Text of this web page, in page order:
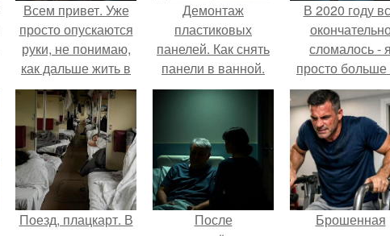
Всем привет. Уже
просто опускаются
руки, не понимаю,
как дальше жить в
этой ситуации.
Демонтаж
пластиковых
панелей. Как снять
панели в ванной.
Демонтаж
ПВХ (Сэндвич),
ДСП и МДФ.
Способы
крепления ПВХ
панелей на потолок
В 2020 году
сломалось -
просто больше
тянула всё
Поезд, плацкарт. В
После
Брошенная